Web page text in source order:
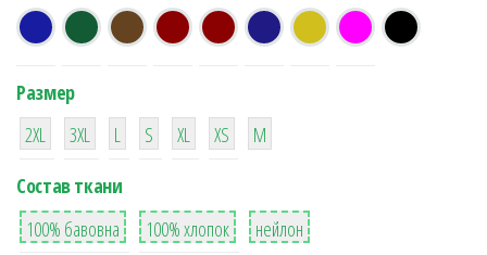
Размер
38
2XL
16
3XL
42
L
42
S
42
XL XS
М
Состав ткани
8
100% бавовна
36
100% хлопок
2
нейлон